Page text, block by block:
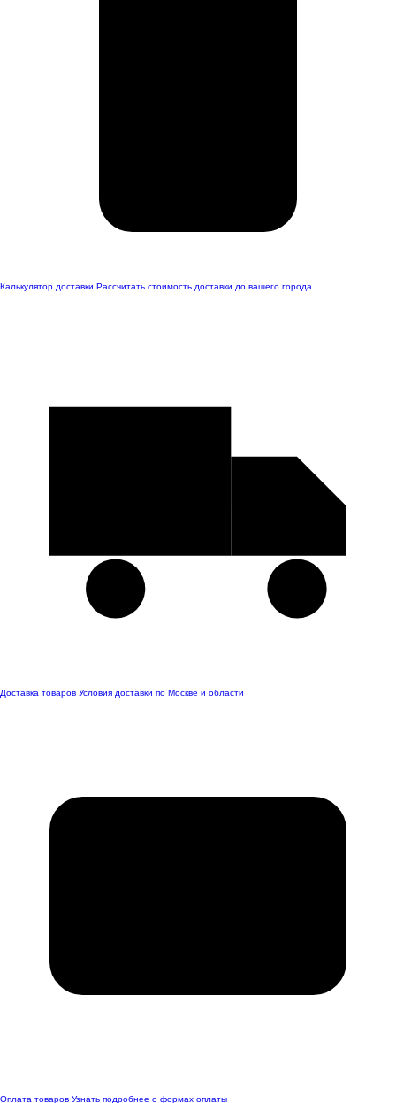
Калькулятор доставки Рассчитать стоимость доставки до вашего города
Доставка товаров Условия доставки по Москве и области
Оплата товаров Узнать подробнее о формах оплаты